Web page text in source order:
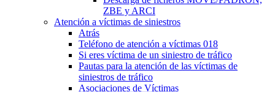
ZBE y ARCI
Atención a víctimas de siniestros
Atrás
Teléfono de atención a víctimas 018
Si eres víctima de un siniestro de tráfico
Pautas para la atención de las víctimas de
siniestros de tráfico
Asociaciones de Víctimas